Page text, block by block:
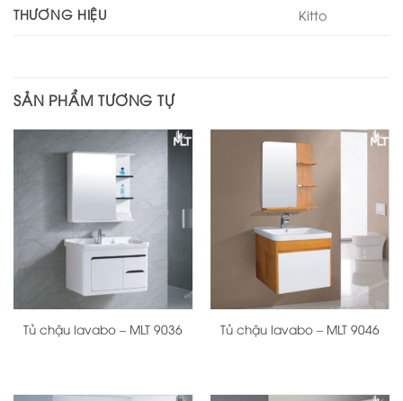
THƯƠNG HIỆU Kitto
SẢN PHẨM TƯƠNG TỰ
Tủ chậu lavabo – MLT 9036 Tủ chậu lavabo – MLT 9046